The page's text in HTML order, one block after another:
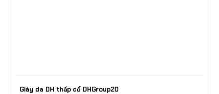
Giày da DH thấp cổ DHGroup20